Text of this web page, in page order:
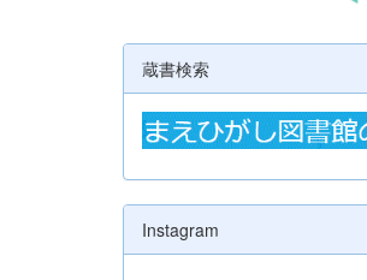
蔵書検索
Instagram